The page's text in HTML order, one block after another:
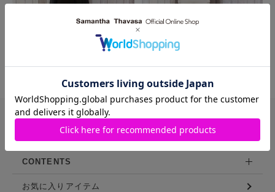
バッグや財布などを豊富に展開する
サマンサタバサ直営のファッション通販サイト
CONTENTS
お気に入りアイテム